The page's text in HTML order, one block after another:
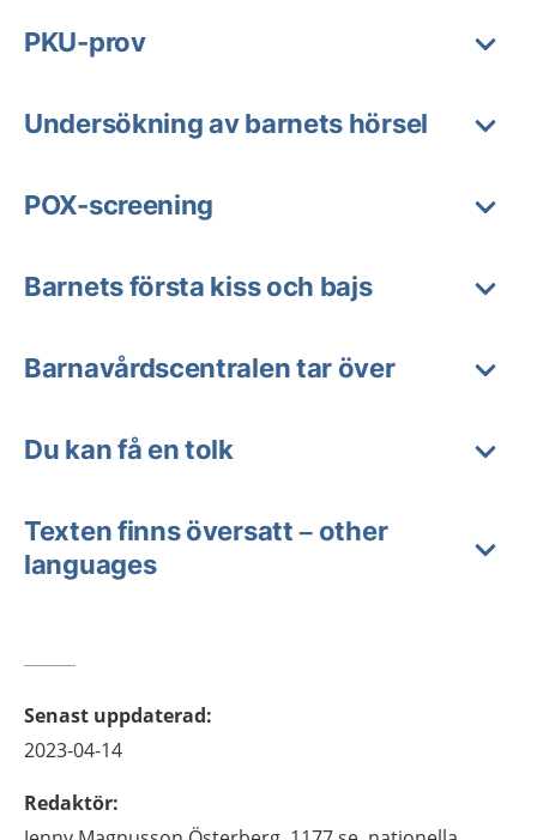
PKU-prov
Undersökning av barnets hörsel
POX-screening
Barnets första kiss och bajs
Barnavårdscentralen tar över
Du kan få en tolk
Texten finns översatt – other
languages
Senast uppdaterad:
2023-04-14
Redaktör: